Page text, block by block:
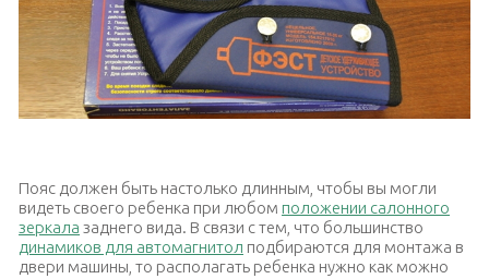
Пояс должен быть настолько длинным, чтобы вы могли
видеть своего ребенка при любом положении салонного
зеркала заднего вида. В связи с тем, что большинство
динамиков для автомагнитол подбираются для монтажа в
двери машины, то располагать ребенка нужно как можно